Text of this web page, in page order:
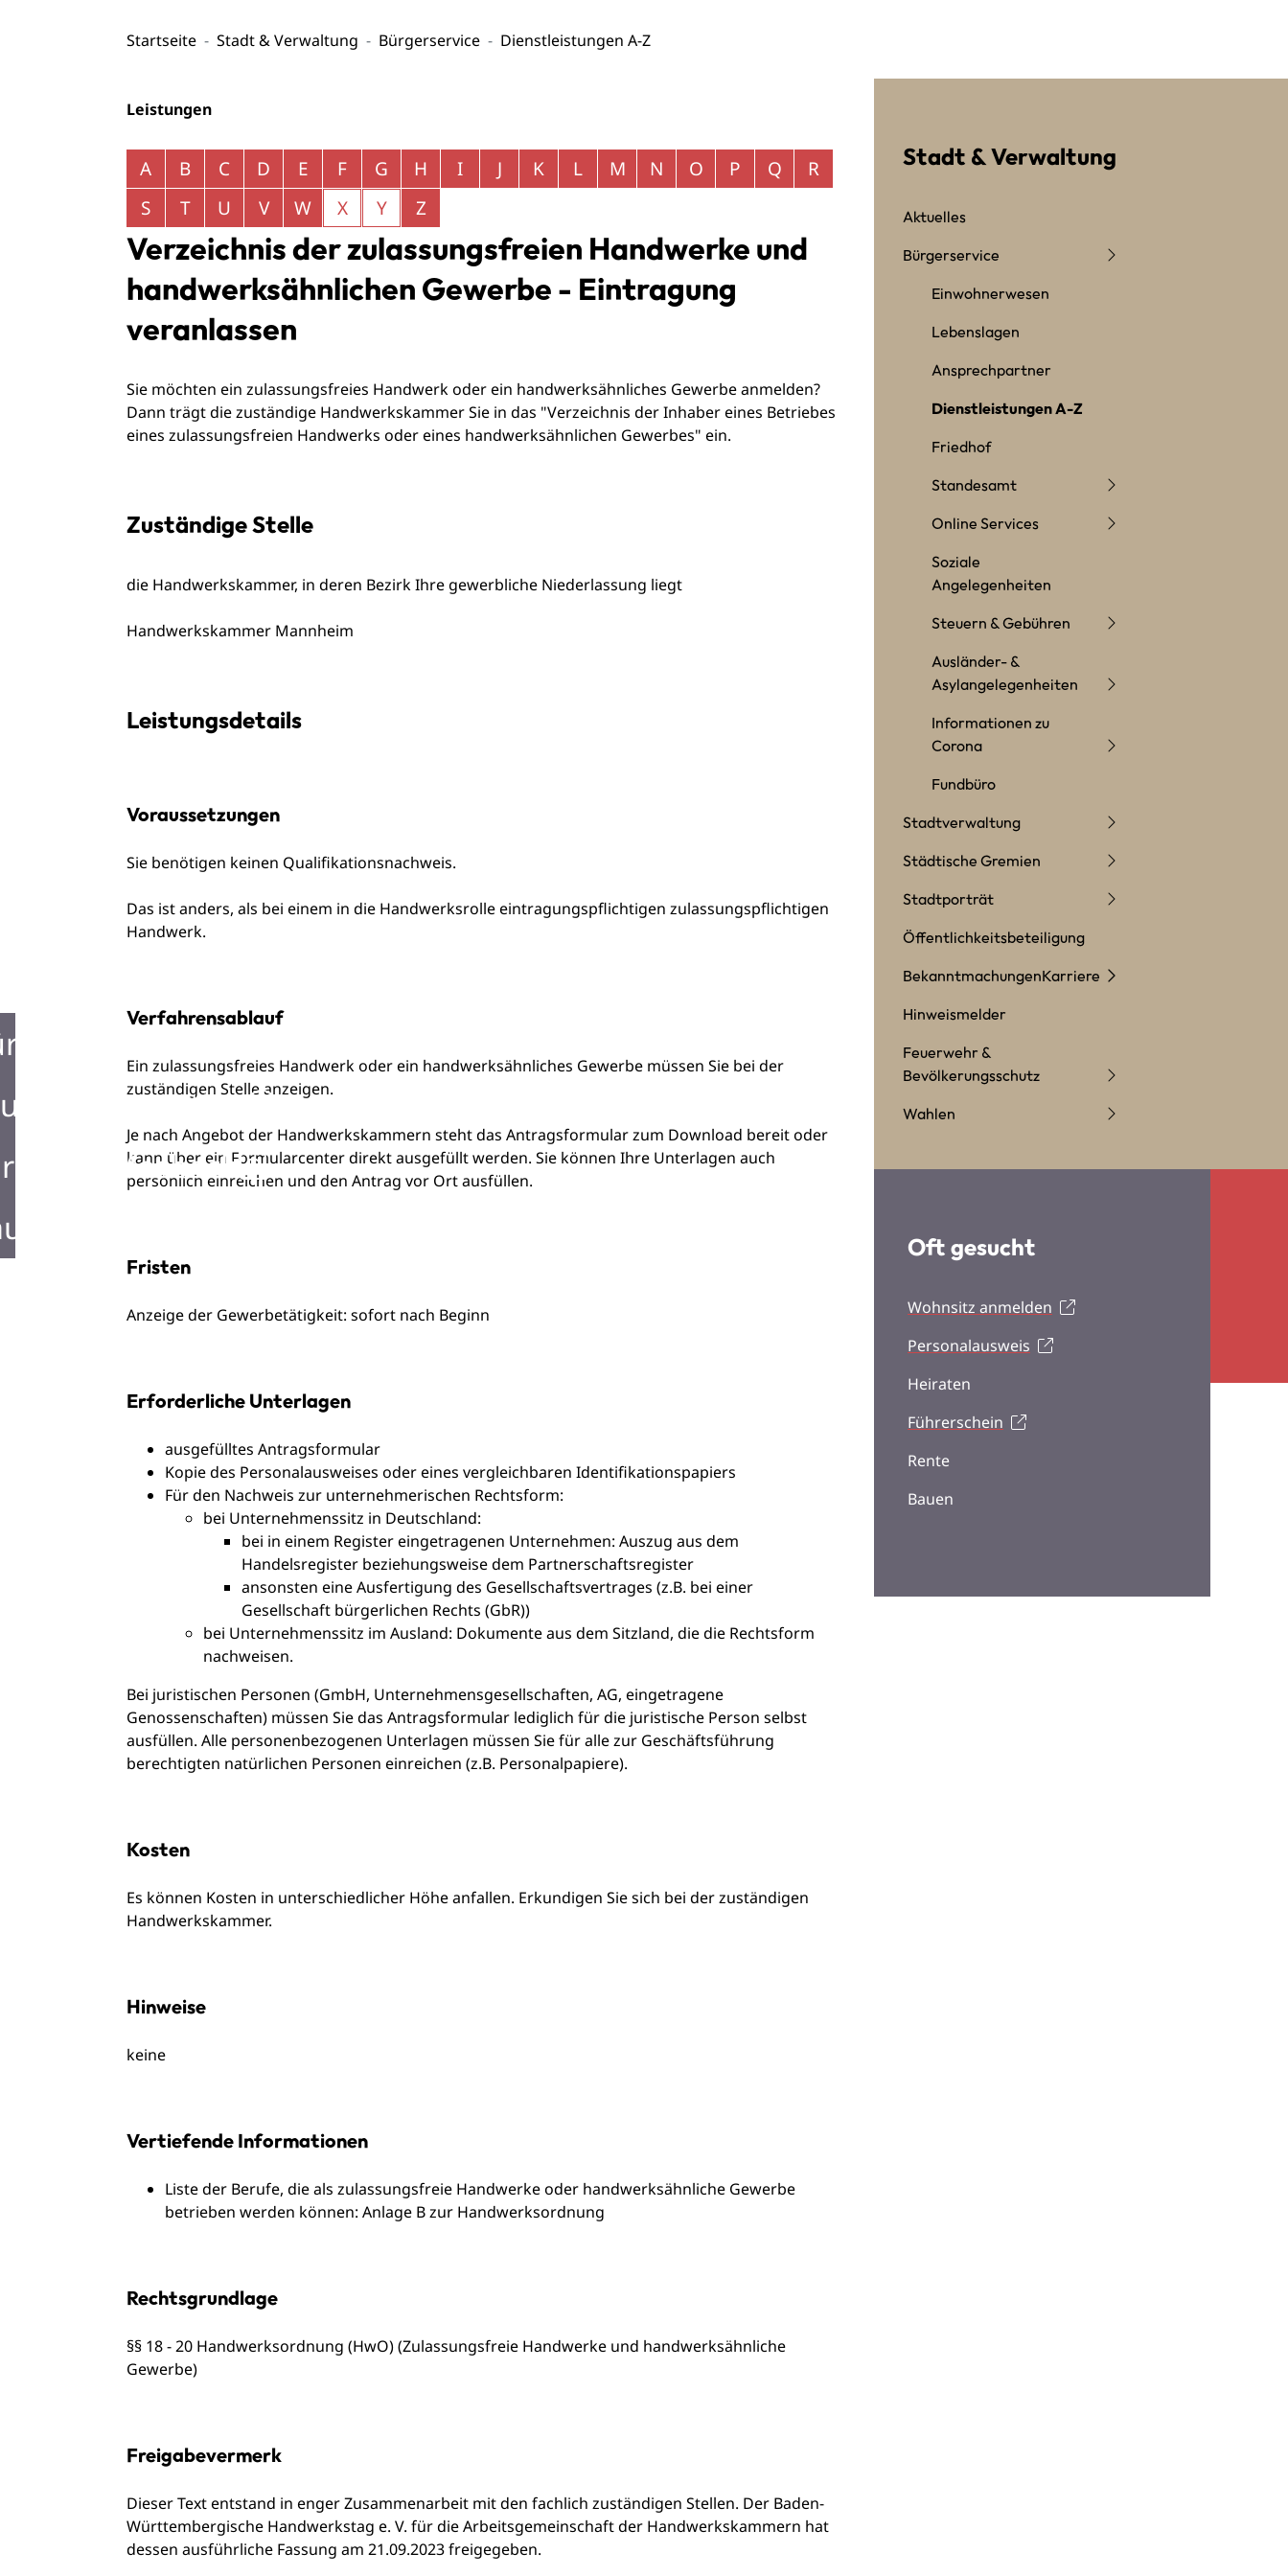
Startseite Stadt & Verwaltung Bürgerservice Dienstleistungen A-Z
Information
in Mosbach
in Mosbach
Leistungen
Alphabetisches Register überspringen
A B C D E F G H I J K L M N O P Q
R
S
T U V W X Y Z
Verzeichnis der zulassungsfreien Handwerke und
handwerksähnlichen Gewerbe - Eintragung
veranlassen
Sie möchten ein zulassungsfreies Handwerk oder ein handwerksähnliches Gewerbe anmelden?
Dann trägt die zuständige Handwerkskammer Sie in das "Verzeichnis der Inhaber eines Betriebes
eines zulassungsfreien Handwerks oder eines handwerksähnlichen Gewerbes" ein.
Zuständige Stelle
die Handwerkskammer, in deren Bezirk Ihre gewerbliche Niederlassung liegt
Handwerkskammer Mannheim
Leistungsdetails
Voraussetzungen
Sie benötigen keinen Qualifikationsnachweis.
Das ist anders, als bei einem in die Handwerksrolle eintragungspflichtigen zulassungspflichtigen
Handwerk.
Verfahrensablauf
Ein zulassungsfreies Handwerk oder ein handwerksähnliches Gewerbe müssen Sie bei der
zuständigen Stelle anzeigen.
Je nach Angebot der Handwerkskammern steht das Antragsformular zum Download bereit oder
kann über ein Formularcenter direkt ausgefüllt werden. Sie können Ihre Unterlagen auch
persönlich einreichen und den Antrag vor Ort ausfüllen.
Fristen
Anzeige der Gewerbetätigkeit: sofort nach Beginn
Erforderliche Unterlagen
ausgefülltes Antragsformular
Kopie des Personalausweises oder eines vergleichbaren Identifikationspapiers
Für den Nachweis zur unternehmerischen Rechtsform:
bei Unternehmenssitz in Deutschland:
bei in einem Register eingetragenen Unternehmen: Auszug aus dem
Handelsregister beziehungsweise dem Partnerschaftsregister
ansonsten eine Ausfertigung des Gesellschaftsvertrages (z.B. bei einer
Gesellschaft bürgerlichen Rechts (GbR))
bei Unternehmenssitz im Ausland: Dokumente aus dem Sitzland, die die Rechtsform
nachweisen.
Bei juristischen Personen (GmbH, Unternehmensgesellschaften, AG, eingetragene
Genossenschaften) müssen Sie das Antragsformular lediglich für die juristische Person selbst
ausfüllen. Alle personenbezogenen Unterlagen müssen Sie für alle zur Geschäftsführung
berechtigten natürlichen Personen einreichen (z.B. Personalpapiere).
Kosten
Es können Kosten in unterschiedlicher Höhe anfallen. Erkundigen Sie sich bei der zuständigen
Handwerkskammer.
Hinweise
keine
Vertiefende Informationen
Liste der Berufe, die als zulassungsfreie Handwerke oder handwerksähnliche Gewerbe
betrieben werden können: Anlage B zur Handwerksordnung
Rechtsgrundlage
§§ 18 - 20 Handwerksordnung (HwO) (Zulassungsfreie Handwerke und handwerksähnliche
Gewerbe)
Freigabevermerk
Dieser Text entstand in enger Zusammenarbeit mit den fachlich zuständigen Stellen. Der Baden-
Württembergische Handwerkstag e. V. für die Arbeitsgemeinschaft der Handwerkskammern hat
dessen ausführliche Fassung am 21.09.2023 freigegeben.
Stadt & Verwaltung
Aktuelles
Bürgerservice
Einwohnerwesen
Lebenslagen
Ansprechpartner
Dienstleistungen A-Z
Friedhof
Standesamt
Online Services
Soziale
Angelegenheiten
Steuern & Gebühren
Ausländer- &
Asylangelegenheiten
Informationen zu
Corona
Fundbüro
Stadtverwaltung
Städtische Gremien
Stadtporträt
Öffentlichkeitsbeteiligung
BekanntmachungenKarriere
Hinweismelder
Feuerwehr &
Bevölkerungsschutz
Wahlen
Oft gesucht
Wohnsitz anmelden
Personalausweis
Heiraten
Führerschein
Rente
Bauen